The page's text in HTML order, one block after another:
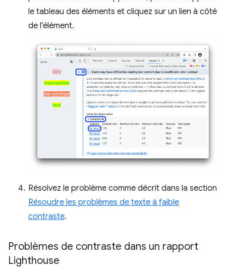
le tableau des éléments et cliquez sur un lien à côté
de l'élément.
Résolvez le problème comme décrit dans la section
Résoudre les problèmes de texte à faible
contraste.
Problèmes de contraste dans un rapport
Lighthouse